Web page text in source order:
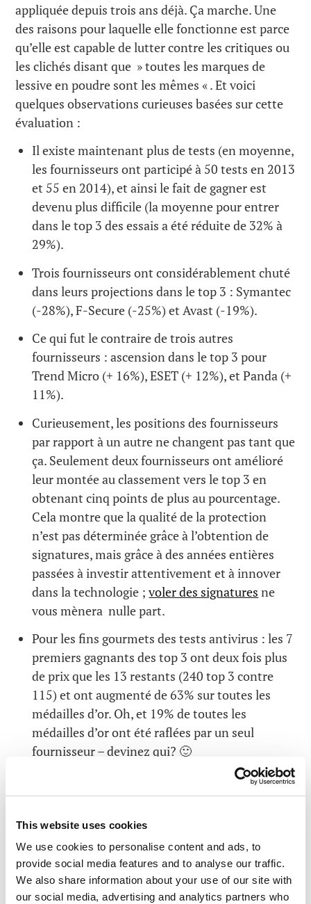
This website uses cookies
We use cookies to personalise content and ads, to
provide social media features and to analyse our traffic.
We also share information about your use of our site with
our social media, advertising and analytics partners who
appliquée depuis trois ans déjà. Ça marche. Une
des raisons pour laquelle elle fonctionne est parce
qu’elle est capable de lutter contre les critiques ou
les clichés disant que » toutes les marques de
lessive en poudre sont les mêmes « . Et voici
quelques observations curieuses basées sur cette
évaluation :
Il existe maintenant plus de tests (en moyenne,
les fournisseurs ont participé à 50 tests en 2013
et 55 en 2014), et ainsi le fait de gagner est
devenu plus difficile (la moyenne pour entrer
dans le top 3 des essais a été réduite de 32% à
29%).
Trois fournisseurs ont considérablement chuté
dans leurs projections dans le top 3 : Symantec
(-28%), F-Secure (-25%) et Avast (-19%).
Ce qui fut le contraire de trois autres
fournisseurs : ascension dans le top 3 pour
Trend Micro (+ 16%), ESET (+ 12%), et Panda (+
11%).
Curieusement, les positions des fournisseurs
par rapport à un autre ne changent pas tant que
ça. Seulement deux fournisseurs ont amélioré
leur montée au classement vers le top 3 en
obtenant cinq points de plus au pourcentage.
Cela montre que la qualité de la protection
n’est pas déterminée grâce à l’obtention de
signatures, mais grâce à des années entières
passées à investir attentivement et à innover
dans la technologie ;voler des signatures ne
vous mènera nulle part.
Pour les fins gourmets des tests antivirus : les 7
premiers gagnants des top 3 ont deux fois plus
de prix que les 13 restants (240 top 3 contre
115) et ont augmenté de 63% sur toutes les
médailles d’or. Oh, et 19% de toutes les
médailles d’or ont été raflées par un seul
fournisseur – devinez qui? 🙂
Le lecteur pointilleux pourrait demander : l’ajout
laboratoire peut affecter les résultats?
Réponse – tout est théoriquement possible. Il
existe d’autres théories sur la gravitation et il y a la
géométrie hyperbolique qui défie la géométrie